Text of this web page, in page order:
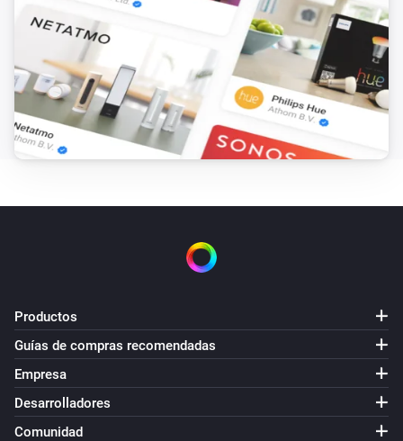
Productos
Guías de compras recomendadas
Empresa
Desarrolladores
Comunidad